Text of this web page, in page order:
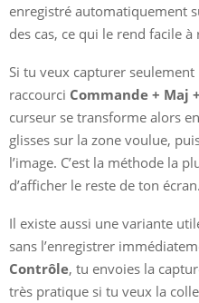
enregistré automatiquement
des cas, ce qui le rend facile
Si tu veux capturer seulement
raccourci Commande + Maj
curseur se transforme alors
glisses sur la zone voulue,
l’image. C’est la méthode la
d’afficher le reste de ton écran.
Il existe aussi une variante
sans l’enregistrer
Contrôle, tu envoies la
très pratique si tu veux la